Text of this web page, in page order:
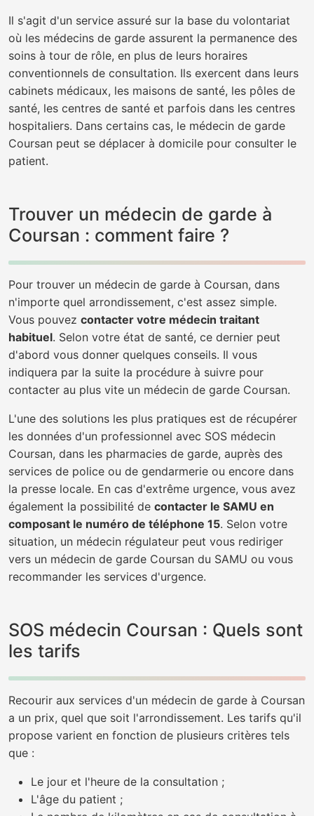
Il s'agit d'un service assuré sur la base du volontariat
où les médecins de garde assurent la permanence des
soins à tour de rôle, en plus de leurs horaires
conventionnels de consultation. Ils exercent dans leurs
cabinets médicaux, les maisons de santé, les pôles de
santé, les centres de santé et parfois dans les centres
hospitaliers. Dans certains cas, le médecin de garde
Coursan peut se déplacer à domicile pour consulter le
patient.
Trouver un médecin de garde à
Coursan : comment faire ?
Pour trouver un médecin de garde à Coursan, dans
n'importe quel arrondissement, c'est assez simple.
Vous pouvez contacter votre médecin traitant
habituel. Selon votre état de santé, ce dernier peut
d'abord vous donner quelques conseils. Il vous
indiquera par la suite la procédure à suivre pour
contacter au plus vite un médecin de garde Coursan.
L'une des solutions les plus pratiques est de récupérer
les données d'un professionnel avec SOS médecin
Coursan, dans les pharmacies de garde, auprès des
services de police ou de gendarmerie ou encore dans
la presse locale. En cas d'extrême urgence, vous avez
également la possibilité de contacter le SAMU en
composant le numéro de téléphone 15. Selon votre
situation, un médecin régulateur peut vous rediriger
vers un médecin de garde Coursan du SAMU ou vous
recommander les services d'urgence.
SOS médecin Coursan : Quels sont
les tarifs
Recourir aux services d'un médecin de garde à Coursan
a un prix, quel que soit l'arrondissement. Les tarifs qu'il
propose varient en fonction de plusieurs critères tels
que :
Le jour et l'heure de la consultation ;
L'âge du patient ;